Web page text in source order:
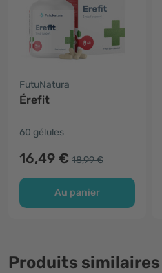
FutuNatura
Érefit
60 gélules
16,49 € 18,99 €
Au panier
Produits similaires